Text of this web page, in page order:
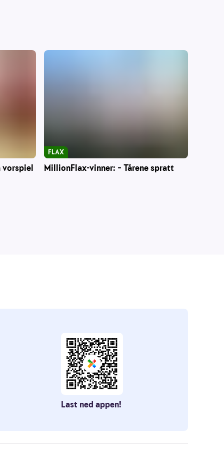
MillionFlax-vinner: – Tårene spratt
FLAX
Last ned appen!